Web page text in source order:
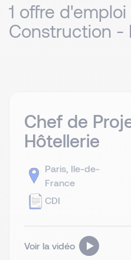
1 offre
Construction -
Chef de
Hôtellerie
Paris, Ile-de-
France
CDI
Voir la vidéo